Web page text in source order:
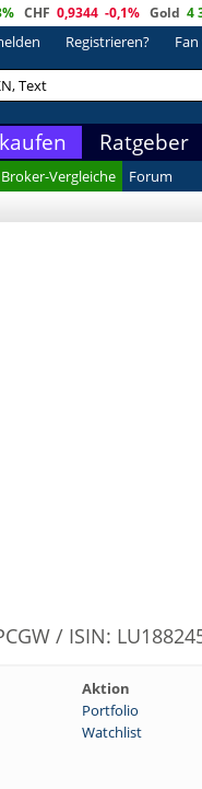
CHF 0,9344 -0,1% Gold 4
Registrieren?
Ratgeber
Broker-Vergleiche
Forum
/ ISIN:
Aktion
Portfolio
Watchlist